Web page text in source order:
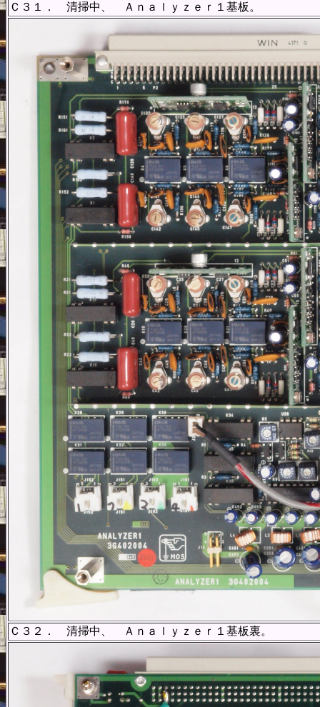
Ｃ３１． 清掃中、 Ａｎａｌｙｚｅｒ１基板。
Ｃ３２． 清掃中、 Ａｎａｌｙｚｅｒ１基板裏。